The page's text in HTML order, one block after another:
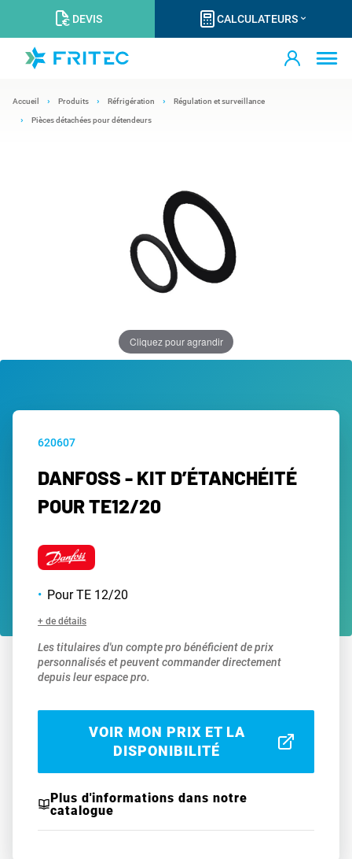
DEVIS CALCULATEURS
Accueil Produits Réfrigération Régulation et surveillance
Pièces détachées pour détendeurs
Cliquez pour agrandir
620607
DANFOSS - KIT D’ÉTANCHÉITÉ
POUR TE12/20
Pour TE 12/20
+ de détails
Les titulaires d'un compte pro bénéficient de prix
personnalisés et peuvent commander directement
depuis leur espace pro.
VOIR MON PRIX ET LA
DISPONIBILITÉ
Plus d'informations dans notre
catalogue